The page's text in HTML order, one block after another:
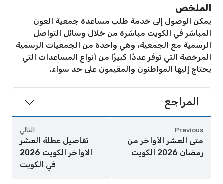
الملخص
يمكن الوصول إلى خدمة طلب مساعدة جمعية العون
المباشر في الكويت مباشرة من خلال وسائل التواصل
الرسمية مع الجمعية، وهي واحدة من الجمعيات الرسمية
المرخصة التي توفر عددًا كبيرًا من أنواع المساعدات التي
يحتاج إليها المواطنون والمقيمون على حد سواء.
المراجع
Previous
متى العشر الأواخر من
رمضان 2026 الكويت
التالي
تفاصيل عطلة العشر
الاواخر الكويت 2026
في الكويت